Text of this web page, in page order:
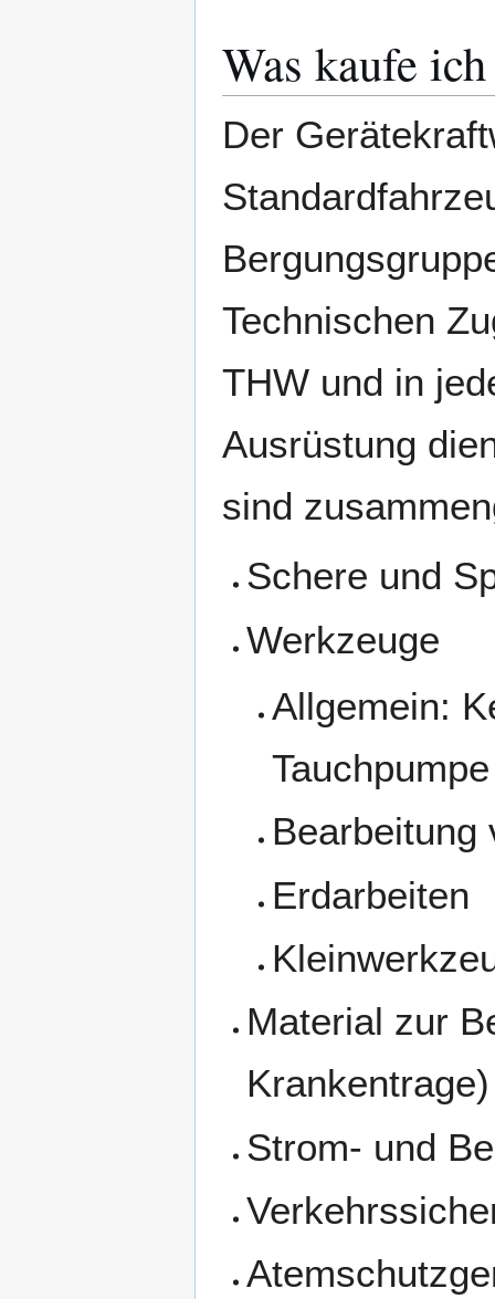
Was kaufe
Der
Technischen
THW und in
Ausrüstung
sind
Schere und
Werkzeuge
Allgemein:
Tauchpumpe
Bearbeitung
Erdarbeiten
Material zur
Krankentrage)
Strom- und